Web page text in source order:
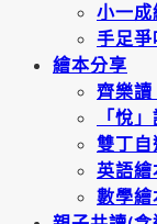
小一成
手足爭
繪本分享
齊樂
「悅
雙丁
英語繪
數學繪